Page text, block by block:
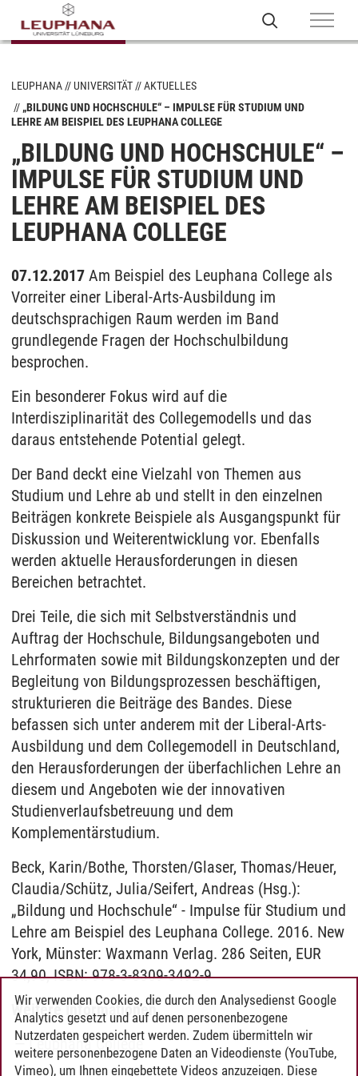
LEUPHANA UNIVERSITÄT
AKTUELLES
„BILDUNG UND HOCHSCHULE“ – IMPULSE FÜR STUDIUM UND
LEHRE AM BEISPIEL DES LEUPHANA COLLEGE
„BILDUNG UND HOCHSCHULE“ –
IMPULSE FÜR STUDIUM UND
LEHRE AM BEISPIEL DES
LEUPHANA COLLEGE
07.12.2017 Am Beispiel des Leuphana College als
Vorreiter einer Liberal-Arts-Ausbildung im
deutschsprachigen Raum werden im Band
grundlegende Fragen der Hochschulbildung
besprochen.
Ein besonderer Fokus wird auf die
Interdisziplinarität des Collegemodells und das
daraus entstehende Potential gelegt.
Der Band deckt eine Vielzahl von Themen aus
Studium und Lehre ab und stellt in den einzelnen
Beiträgen konkrete Beispiele als Ausgangspunkt für
Diskussion und Weiterentwicklung vor. Ebenfalls
werden aktuelle Herausforderungen in diesen
Bereichen betrachtet.
Drei Teile, die sich mit Selbstverständnis und
Auftrag der Hochschule, Bildungsangeboten und
Lehrformaten sowie mit Bildungskonzepten und der
Begleitung von Bildungsprozessen beschäftigen,
strukturieren die Beiträge des Bandes. Diese
befassen sich unter anderem mit der Liberal-Arts-
Ausbildung und dem Collegemodell in Deutschland,
den Herausforderungen der überfachlichen Lehre an
diesem und Angeboten wie der innovativen
Studienverlaufsbetreuung und dem
Komplementärstudium.
Beck, Karin/Bothe, Thorsten/Glaser, Thomas/Heuer,
Claudia/Schütz, Julia/Seifert, Andreas (Hsg.):
„Bildung und Hochschule“ - Impulse für Studium und
Lehre am Beispiel des Leuphana College. 2016. New
York, Münster: Waxmann Verlag. 286 Seiten, EUR
34,90, ISBN: 978-3-8309-3492-9
Weitere Informationen
Leuphana College
Wir verwenden Cookies, die durch den Analysedienst Google
Analytics gesetzt und auf denen personenbezogene
Nutzerdaten gespeichert werden. Zudem übermitteln wir
weitere personenbezogene Daten an Videodienste (YouTube,
Vimeo), um Ihnen eingebettete Videos anzuzeigen. Diese